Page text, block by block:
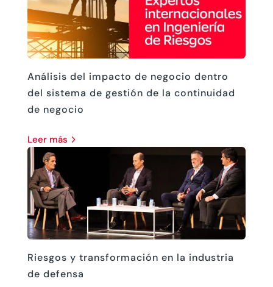
Análisis del impacto de negocio dentro
del sistema de gestión de la continuidad
de negocio
leer más
Riesgos y transformación en la industria
de defensa